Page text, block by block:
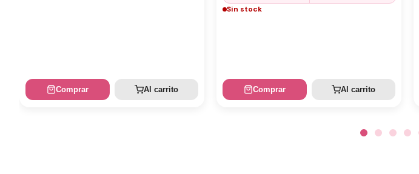
Comprar Al carrito
Sin stock
Comprar Al carrito